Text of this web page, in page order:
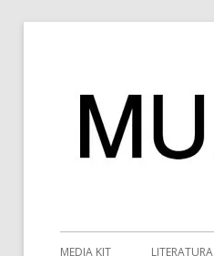
MEDIA KIT LITERATURA